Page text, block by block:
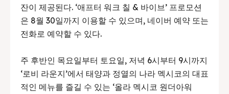
잔이 제공된다. ‘애프터 워크 칠 & 바이브’ 프로모션
은 8월 30일까지 이용할 수 있으며, 네이버 예약 또는
전화로 예약할 수 있다.
주 후반인 목요일부터 토요일, 저녁 6시부터 9시까지
‘로비 라운지’에서 태양과 정열의 나라 멕시코의 대표
적인 메뉴를 즐길 수 있는 ‘올라 멕시코 원더아워